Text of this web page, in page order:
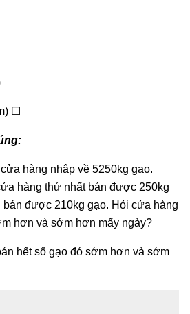
☐
hàng nhập về 5250kg gạo.
hàng thứ nhất bán được 250kg
được 210kg gạo. Hỏi cửa hàng
hơn và sớm hơn mấy ngày?
hết số gạo đó sớm hơn và sớm